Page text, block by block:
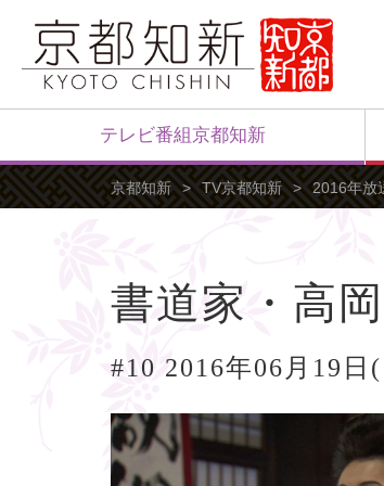
テレビ番組京都知新
京都知新 TV京都知新 2016年放
書道家・高
#10 2016年06月19日